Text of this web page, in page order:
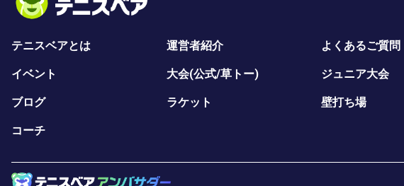
テニスベアとは 運営者紹介 よくあるご質問
イベント 大会(公式/草トー) ジュニア大会
ブログ ラケット 壁打ち場
コーチ